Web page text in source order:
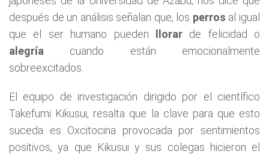
después de un análisis señalan que, los perros al igual
que el ser humano pueden
llorarde felicidad o
alegría cuando están emocionalmente
sobreexcitados.
El equipo de investigación dirigido por el científico
Takefumi Kikusui, resalta que la clave para que esto
suceda es Oxcitocina provocada por sentimientos
positivos, ya que Kikusui y sus colegas hicieron el